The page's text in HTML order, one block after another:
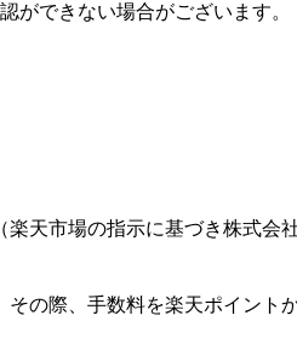
ができない場合がございます。
天市場の指示に基づき株式会
の際、手数料を楽天ポイント